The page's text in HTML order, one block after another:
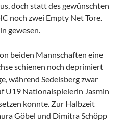
doch statt des gewünschten
noch zwei Empty Net Tore.
gewesen.
beiden Mannschaften eine
schienen noch deprimiert
während Sedelsberg zwar
U19 Nationalspielerin Jasmin
konnte. Zur Halbzeit
Göbel und Dimitra Schöpp